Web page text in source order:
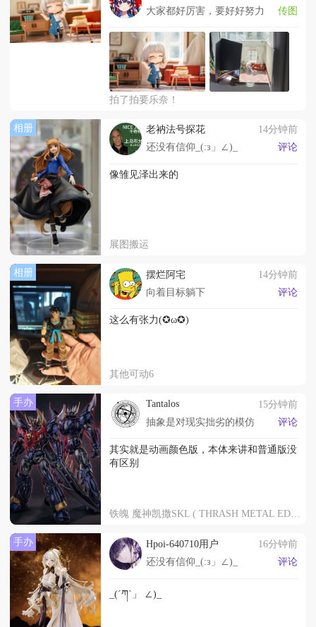
大家都好厉害，要好好努力 传图
拍了拍要乐奈！
相册 老衲法号探花
14分钟前
还没有信仰_(:з」∠)_
评论
像雏见泽出来的
展图搬运
相册 摆烂阿宅
14分钟前
向着目标躺下
评论
这么有张力(✪ω✪)
其他可动6
手办 Tantalos
15分钟前
抽象是对现实拙劣的模仿
评论
其实就是动画颜色版，本体来讲和普通版没
有区别
铁魄 魔神凯撒SKL ( THRASH METAL EDITION )
手办 Hpoi-640710用户
16分钟前
还没有信仰_(:з」∠)_
评论
_(´ཀ`」 ∠)_